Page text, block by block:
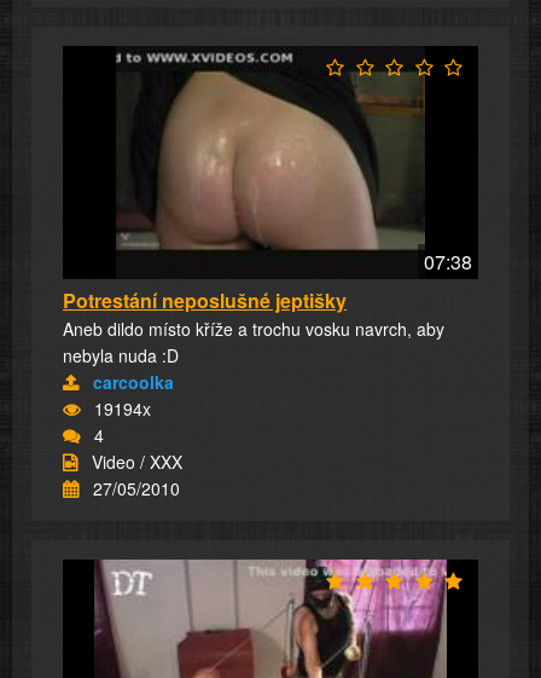
07:38
Potrestání neposlušné jeptišky
Aneb dildo místo kříže a trochu vosku navrch, aby
nebyla nuda :D
carcoolka
19194x
4
Video / XXX
27/05/2010